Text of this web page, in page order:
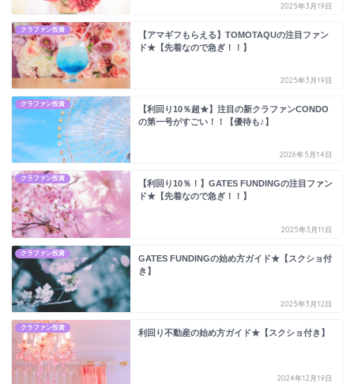
2025年3月19日
クラファン投資
【アマギフもらえる】TOMOTAQUの注目ファン
ド★【先着なので急ぎ！！】
2025年3月19日
クラファン投資
【利回り10％超★】注目の新クラファンCONDO
の第一号がすごい！！【優待も♪】
2026年5月14日
クラファン投資
【利回り10％！】GATES FUNDINGの注目ファン
ド★【先着なので急ぎ！！】
2025年3月11日
クラファン投資
GATES FUNDINGの始め方ガイド★【スクショ付
き】
2025年3月12日
クラファン投資
利回り不動産の始め方ガイド★【スクショ付き】
2024年12月19日